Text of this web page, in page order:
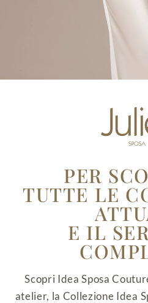
PER
TUTTE LE
E IL
Scopri Idea Sposa
atelier, la Collezione Idea